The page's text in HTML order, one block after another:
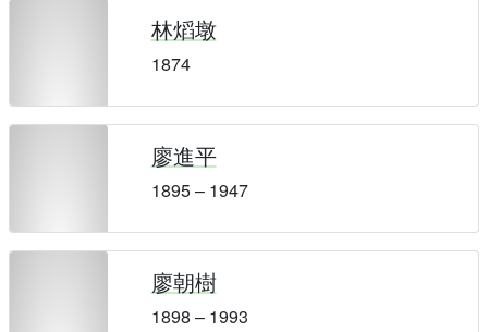
林熖墩
1874
廖進平
1895 – 1947
廖朝樹
1898 – 1993